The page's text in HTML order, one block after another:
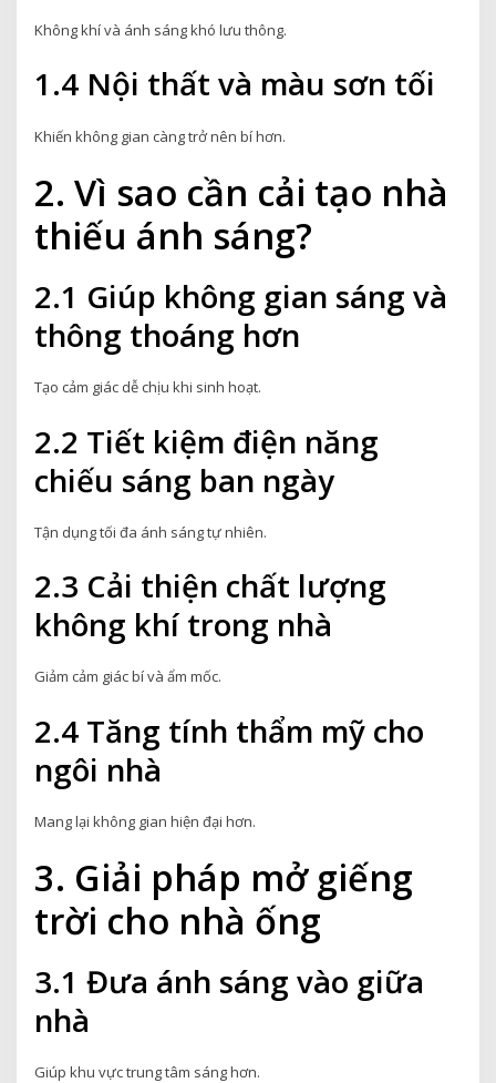
Không khí và ánh sáng khó lưu thông.
1.4 Nội thất và màu sơn tối
Khiến không gian càng trở nên bí hơn.
2. Vì sao cần cải tạo nhà
thiếu ánh sáng?
2.1 Giúp không gian sáng và
thông thoáng hơn
Tạo cảm giác dễ chịu khi sinh hoạt.
2.2 Tiết kiệm điện năng
chiếu sáng ban ngày
Tận dụng tối đa ánh sáng tự nhiên.
2.3 Cải thiện chất lượng
không khí trong nhà
Giảm cảm giác bí và ẩm mốc.
2.4 Tăng tính thẩm mỹ cho
ngôi nhà
Mang lại không gian hiện đại hơn.
3. Giải pháp mở giếng
trời cho nhà ống
3.1 Đưa ánh sáng vào giữa
nhà
Giúp khu vực trung tâm sáng hơn.